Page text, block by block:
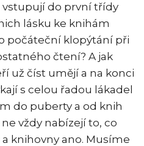
vstupují do první třídy
lásku ke knihám
počáteční klopýtání při
čtení? A jak
už číst umějí a na konci
s celou řadou lákadel
do puberty a od knih
vždy nabízejí to, co
knihovny ano. Musíme